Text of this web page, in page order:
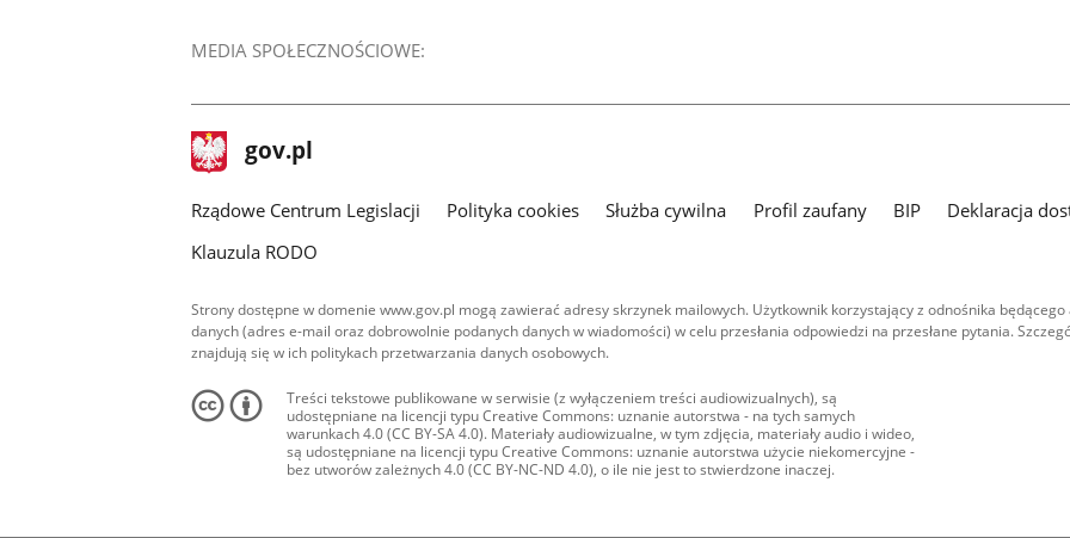
MEDIA SPOŁECZNOŚCIOWE:
stopka
gov.pl Strona
gov.pl
Rządowe Centrum Legislacji Polityka cookies Służba cywilna Profil zaufany BIP
Deklaracja
Klauzula RODO
Strony dostępne w domenie www.gov.pl mogą zawierać adresy skrzynek mailowych. Użytkownik korzystający z odnośnika
danych (adres e-mail oraz dobrowolnie podanych danych w wiadomości) w celu przesłania odpowiedzi na przesłane pytania.
znajdują się w ich politykach przetwarzania danych osobowych.
Treści tekstowe publikowane w serwisie (z wyłączeniem treści audiowizualnych), są
udostępniane na licencji typu Creative Commons: uznanie autorstwa - na tych samych
warunkach 4.0 (CC BY-SA 4.0). Materiały audiowizualne, w tym zdjęcia, materiały audio i wideo,
są udostępniane na licencji typu Creative Commons: uznanie autorstwa użycie niekomercyjne -
bez utworów zależnych 4.0 (CC BY-NC-ND 4.0), o ile nie jest to stwierdzone inaczej.